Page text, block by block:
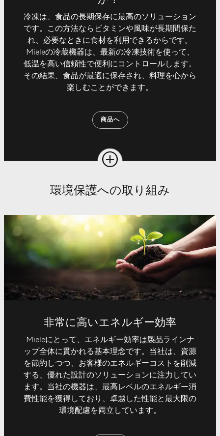
冷凍は、食品の長期保存に最高のソリューション
です。この方法ならビタミンや風味が長期間保た
れ、必要なときに食材を利用できるからです。
Mieleの冷蔵機器は、最新の冷凍技術を使って、
低温を高い信頼性で便利にコントロールします。
その結果、食品が最適に保存され、料理を心から
楽しむことができます。
商品へ
環境保護への取り組み
非常に高いエネルギー効率
Mieleにとって、エネルギー効率は製品ラインナ
ップ全体に貫かれる基本理念です。当社は、資源
を節約しつつ、お客様のエネルギーコストを削減
する、優れた設計のソリューションに注力してい
ます。当社の機器は、最高レベルのエネルギー消
費性能を獲得しており、卓越した性能と最大限の
環境配慮を両立しています。